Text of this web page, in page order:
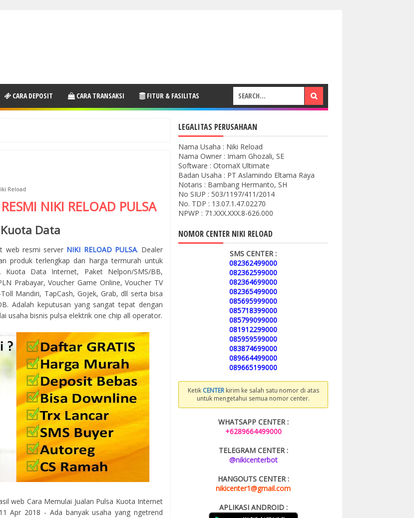
CARA DEPOSIT CARA TRANSAKSI FITUR & FASILITAS
Reload
NIKI RELOAD PULSA
Data
web resmi server NIKI RELOAD PULSA. Dealer
produk terlengkap dan harga termurah untuk
Data Internet, Paket Nelpon/SMS/BB,
Prabayar, Voucher Game Online, Voucher TV
Mandiri, TapCash, Gojek, Grab, dll serta bisa
Adalah keputusan yang sangat tepat dengan
usaha bisnis pulsa elektrik one chip all operator.
web Cara Memulai Jualan Pulsa Kuota Internet
Apr 2018 - Ada banyak usaha yang ngetrend
LEGALITAS PERUSAHAAN
Nama Usaha : Niki Reload
Nama Owner : Imam Ghozali, SE
Software : OtomaX Ultimate
Badan Usaha : PT Aslamindo Eltama Raya
Notaris : Bambang Hermanto, SH
No SIUP : 503/1197/411/2014
No. TDP : 13.07.1.47.02270
NPWP : 71.XXX.XXX.8-626.000
NOMOR CENTER NIKI RELOAD
SMS CENTER :
082362499000
082362599000
082364699000
082365499000
085695999000
085718399000
085799099000
081912299000
085959599000
083874699000
089664499000
089665199000
Ketik CENTERkirim ke salah satu nomor di atas
untuk mengetahui semua nomor center.
WHATSAPP CENTER :
+6289664499000
TELEGRAM CENTER :
@nikicenterbot
HANGOUTS CENTER :
nikicenter1@gmail.com
APLIKASI ANDROID :